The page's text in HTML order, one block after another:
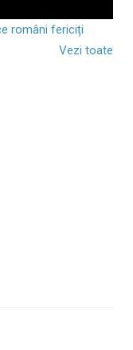
români fericiți
Vezi toate